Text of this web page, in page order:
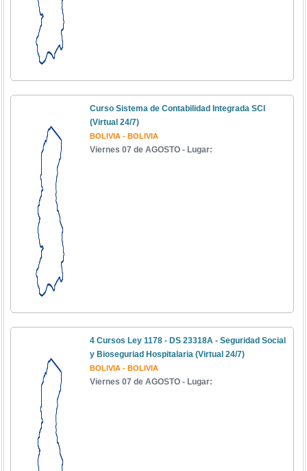
Curso Sistema de Contabilidad Integrada SCI
(Virtual 24/7)
BOLIVIA - BOLIVIA
Viernes 07 de AGOSTO - Lugar:
4 Cursos Ley 1178 - DS 23318A - Seguridad Social
y Bioseguriad Hospitalaria (Virtual 24/7)
BOLIVIA - BOLIVIA
Viernes 07 de AGOSTO - Lugar: